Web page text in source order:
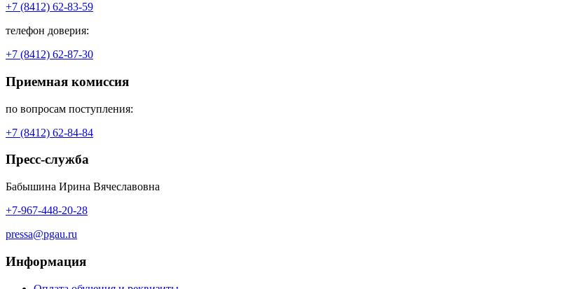
+7 (8412) 62-83-59
телефон доверия:
+7 (8412) 62-87-30
Приемная комиссия
по вопросам поступления:
+7 (8412) 62-84-84
Пресс-служба
Бабышина Ирина Вячеславовна
+7-967-448-20-28
pressa@pgau.ru
Информация